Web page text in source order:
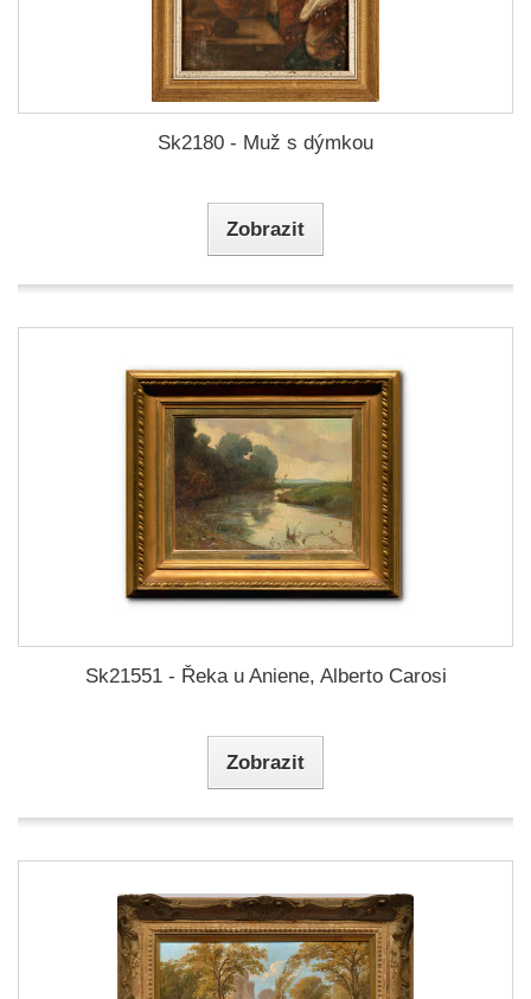
Sk2180 - Muž s dýmkou
Zobrazit
Sk21551 - Řeka u Aniene, Alberto Carosi
Zobrazit